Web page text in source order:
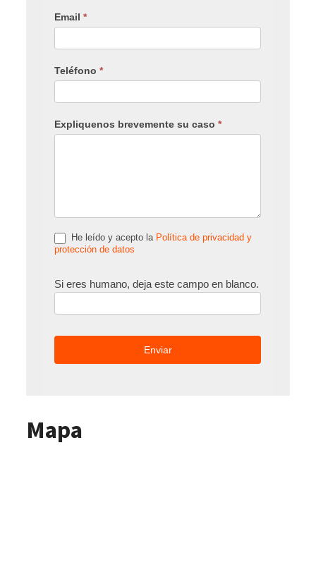
Email*
Teléfono*
Expliquenos brevemente su caso*
He leído y acepto la Política de privacidad y
protección de datos
Si eres humano, deja este campo en blanco.
Mapa